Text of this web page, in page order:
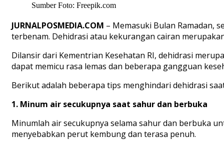
Sumber Foto: Freepik.com
JURNALPOSMEDIA.COM – Memasuki Bulan Ramadan,
terbenam. Dehidrasi atau kekurangan cairan
Dilansir dari Kementrian Kesehatan RI, dehidrasi
dapat memicu rasa lemas dan beberapa gangguan
Berikut adalah beberapa tips menghindari dehidrasi
1. Minum air secukupnya saat sahur dan berbuka
Minumlah air secukupnya selama sahur dan berbuka
menyebabkan perut kembung dan terasa penuh.